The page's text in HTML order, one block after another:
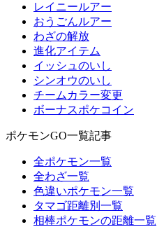
レイニールアー
おうごんルアー
わざの解放
進化アイテム
イッシュのいし
シンオウのいし
チームカラー変更
ボーナスポケコイン
ポケモンGO一覧記事
全ポケモン一覧
全わざ一覧
色違いポケモン一覧
タマゴ距離別一覧
相棒ポケモンの距離一覧